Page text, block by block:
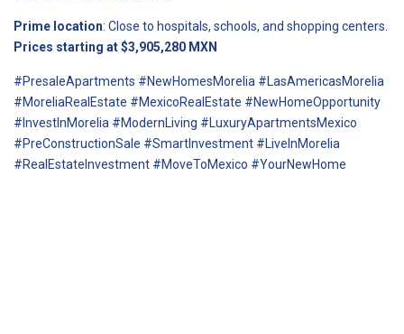
Prime location: Close to hospitals, schools, and shopping centers.
Prices starting at $3,905,280 MXN
#PresaleApartments #NewHomesMorelia #LasAmericasMorelia
#MoreliaRealEstate #MexicoRealEstate #NewHomeOpportunity
#InvestInMorelia #ModernLiving #LuxuryApartmentsMexico
#PreConstructionSale #SmartInvestment #LiveInMorelia
#RealEstateInvestment #MoveToMexico #YourNewHome